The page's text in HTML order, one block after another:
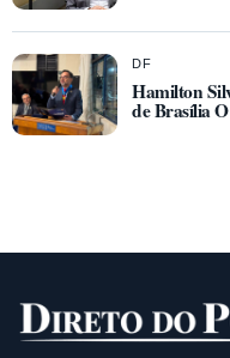
DF
Hamilton
de Brasília